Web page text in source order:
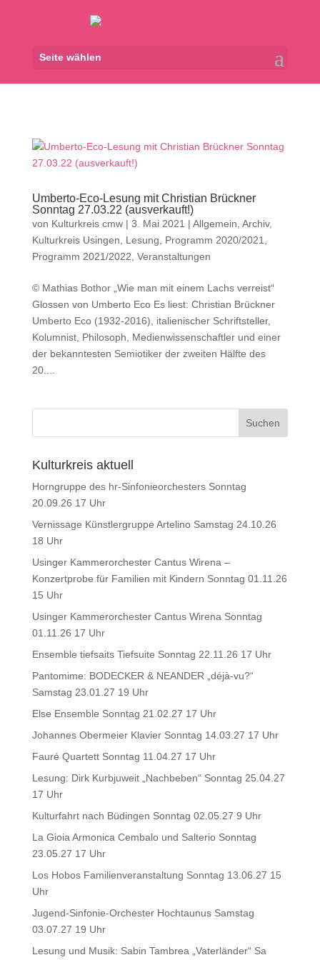
Seite wählen
Umberto-Eco-Lesung mit Christian Brückner
Sonntag 27.03.22 (ausverkauft!)
von Kulturkreis cmw| 3. Mai 2021 | Allgemein Archiv,
Kulturkreis Usingen
Lesung Programm 2020/2021
Programm 2021/2022 Veranstaltungen
© Mathias Bothor „Wie man mit einem Lachs verreist“
Glossen von Umberto Eco Es liest: Christian Brückner
Umberto Eco (1932-2016), italienischer Schriftsteller,
Kolumnist, Philosoph, Medienwissenschaftler und einer
der bekanntesten Semiotiker der zweiten Hälfte des
20....
Kulturkreis aktuell
Horngruppe des hr-Sinfonieorchesters Sonntag
20.09.26 17 Uhr
Vernissage Künstlergruppe Artelino Samstag 24.10.26
18 Uhr
Usinger Kammerorchester Cantus Wirena –
Konzertprobe für Familien mit Kindern Sonntag 01.11.26
15 Uhr
Usinger Kammerorchester Cantus Wirena Sonntag
01.11.26 17 Uhr
Ensemble tiefsaits Tiefsuite Sonntag 22.11.26 17 Uhr
Pantomime: BODECKER & NEANDER „déjà-vu?“
Samstag 23.01.27 19 Uhr
Else Ensemble Sonntag 21.02.27 17 Uhr
Johannes Obermeier Klavier Sonntag 14.03.27 17 Uhr
Fauré Quartett Sonntag 11.04.27 17 Uhr
Lesung: Dirk Kurbjuweit „Nachbeben“ Sonntag 25.04.27
17 Uhr
Kulturfahrt nach Büdingen Sonntag 02.05.27 9 Uhr
La Gioia Armonica Cembalo und Salterio Sonntag
23.05.27 17 Uhr
Los Hobos Familienveranstaltung Sonntag 13.06.27 15
Uhr
Jugend-Sinfonie-Orchester Hochtaunus Samstag
03.07.27 19 Uhr
Lesung und Musik: Sabin Tambrea „Vaterländer“ Sa